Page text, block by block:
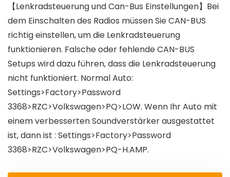
【Lenkradsteuerung und Can-Bus Einstellungen】Bei
dem Einschalten des Radios müssen Sie CAN-BUS
richtig einstellen, um die Lenkradsteuerung
funktionieren. Falsche oder fehlende CAN-BUS
Setups wird dazu führen, dass die Lenkradsteuerung
nicht funktioniert. Normal Auto:
Settings>Factory>Password
3368>RZC>Volkswagen>PQ>LOW. Wenn Ihr Auto mit
einem verbesserten Soundverstärker ausgestattet
ist, dann ist : Settings>Factory>Password
3368>RZC>Volkswagen>PQ-H.AMP.